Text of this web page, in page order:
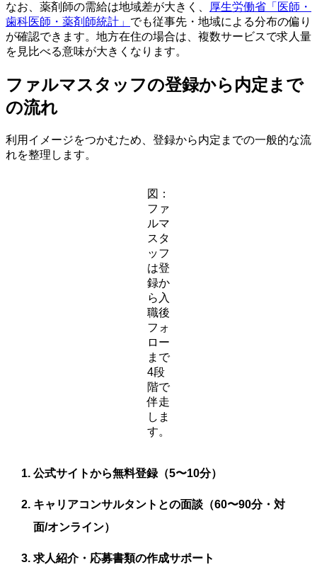
なお、薬剤師の需給は地域差が大きく、
厚生労働省「医師・
歯科医師・薬剤師統計」 でも従事先・地域による分布の偏り
が確認できます。地方在住の場合は、複数サービスで求人量
を見比べる意味が大きくなります。
ファルマスタッフの登録から内定まで
の流れ
利用イメージをつかむため、登録から内定までの一般的な流
れを整理します。
図：
ファ
ルマ
スタ
ッフ
は登
録か
ら入
職後
フォ
ロー
まで
4段
階で
伴走
しま
す。
公式サイトから無料登録（5〜10分）
キャリアコンサルタントとの面談（60〜90分・対
面/オンライン）
求人紹介・応募書類の作成サポート